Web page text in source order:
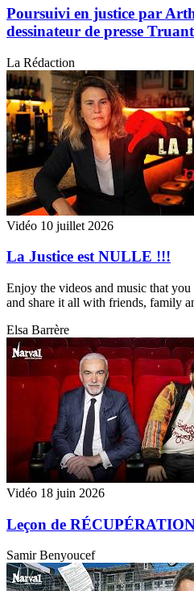
Poursuivi en justice par
dessinateur de presse
La Rédaction
Vidéo 10 juillet 2026
La Justice est NULLE !!!
Enjoy the videos and music that
and share it all with friends, family
Elsa Barrère
Vidéo 18 juin 2026
Leçon de
Samir Benyoucef